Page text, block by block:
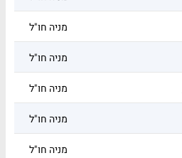
מניה חו"ל
מניה חו"ל
מניה חו"ל
מניה חו"ל
מניה חו"ל